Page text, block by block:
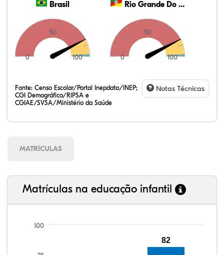
Brasil
0
50
100
Rio Grande Do Sul
0
50
100
Fonte: Censo Escolar/Portal Inepdata/INEP;
CGI Demográfico/RIPSA e
CGIAE/SVSA/Ministério da Saúde
Notas Técnicas
MATRÍCULAS
Matrículas na educação infantil
100
82